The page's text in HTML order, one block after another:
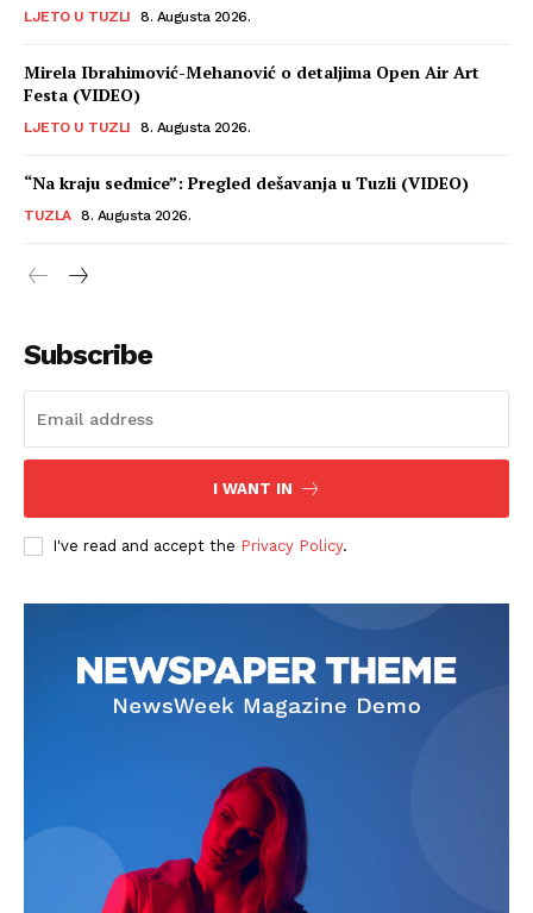
LJETO U TUZLI 8. Augusta 2026.
Mirela Ibrahimović-Mehanović o detaljima Open Air Art
Festa (VIDEO)
LJETO U TUZLI 8. Augusta 2026.
“Na kraju sedmice”: Pregled dešavanja u Tuzli (VIDEO)
TUZLA 8. Augusta 2026.
Subscribe
I WANT IN
I've read and accept the Privacy Policy.